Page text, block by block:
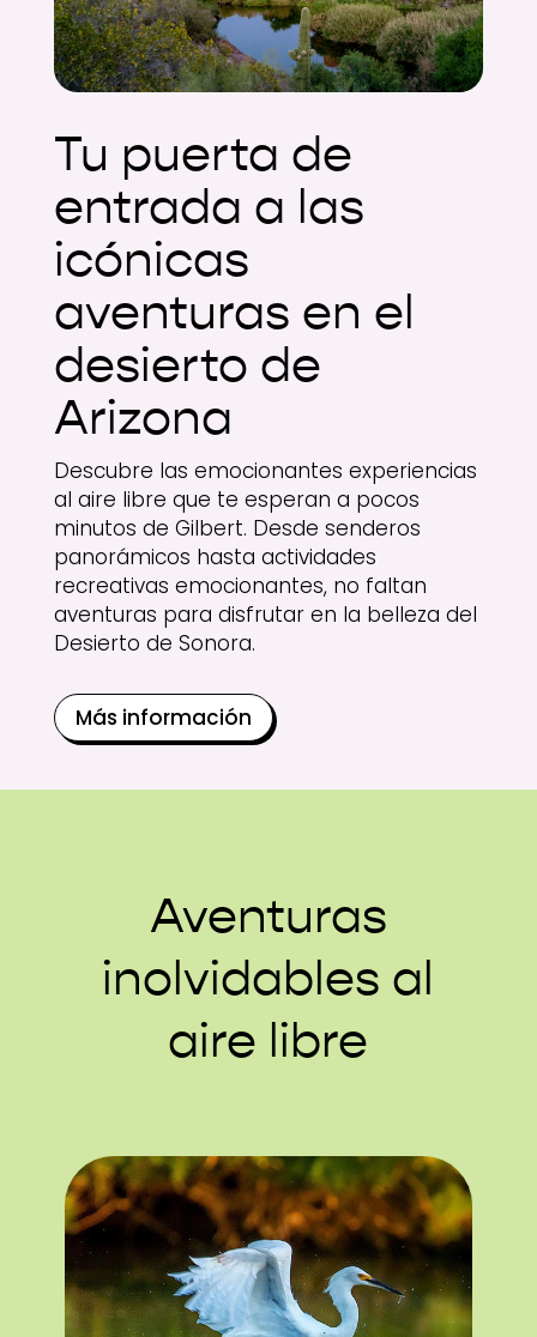
Tu puerta de
entrada a las
icónicas
aventuras en el
desierto de
Arizona
Descubre las emocionantes experiencias
al aire libre que te esperan a pocos
minutos de Gilbert. Desde senderos
panorámicos hasta actividades
recreativas emocionantes, no faltan
aventuras para disfrutar en la belleza del
Desierto de Sonora.
Más información
Aventuras
inolvidables al
aire libre